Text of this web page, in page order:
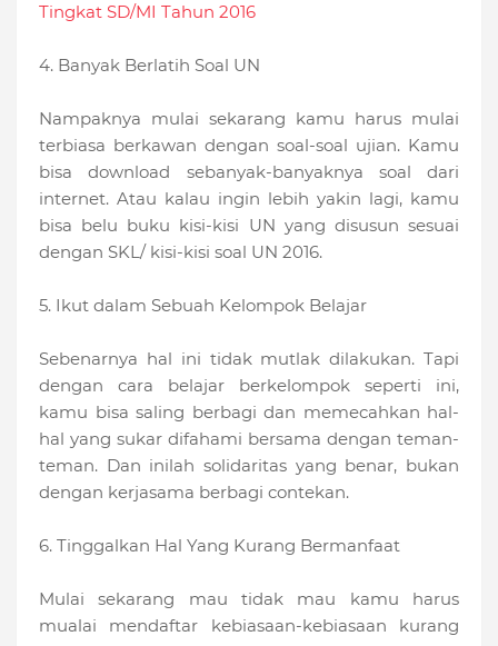
Tingkat SD/MI Tahun 2016
4. Banyak Berlatih Soal UN
Nampaknya mulai sekarang kamu harus mulai
terbiasa berkawan dengan soal-soal ujian. Kamu
bisa download sebanyak-banyaknya soal dari
internet. Atau kalau ingin lebih yakin lagi, kamu
bisa belu buku kisi-kisi UN yang disusun sesuai
dengan SKL/ kisi-kisi soal UN 2016.
5. Ikut dalam Sebuah Kelompok Belajar
Sebenarnya hal ini tidak mutlak dilakukan. Tapi
dengan cara belajar berkelompok seperti ini,
kamu bisa saling berbagi dan memecahkan hal-
hal yang sukar difahami bersama dengan teman-
teman. Dan inilah solidaritas yang benar, bukan
dengan kerjasama berbagi contekan.
6. Tinggalkan Hal Yang Kurang Bermanfaat
Mulai sekarang mau tidak mau kamu harus
mualai mendaftar kebiasaan-kebiasaan kurang